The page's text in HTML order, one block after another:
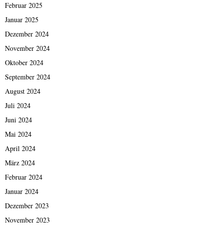
Februar 2025
Januar 2025
Dezember 2024
November 2024
Oktober 2024
September 2024
August 2024
Juli 2024
Juni 2024
Mai 2024
April 2024
März 2024
Februar 2024
Januar 2024
Dezember 2023
November 2023